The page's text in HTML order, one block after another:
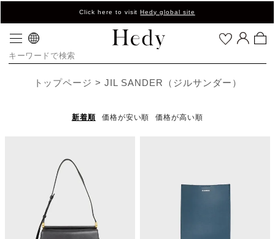
Click here to visitHedy global site
トップページ JIL SANDER（ジルサンダー）
新着順 価格が安い順 価格が高い順